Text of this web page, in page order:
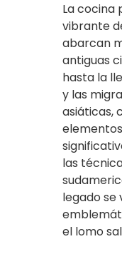
La cocina
vibrante
abarcan
antiguas
hasta la
y las
asiáticas,
las
legado se
el lomo